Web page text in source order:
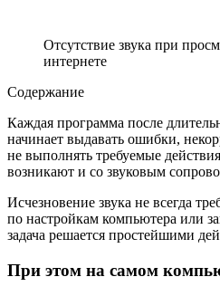
Отсутствие звука при
интернете
Содержание
Каждая программа после
начинает выдавать ошибки,
не выполнять требуемые
возникают и со звуковым
Исчезновение звука не всегда
по настройкам компьютера или
задача решается простейшими
При этом на самом